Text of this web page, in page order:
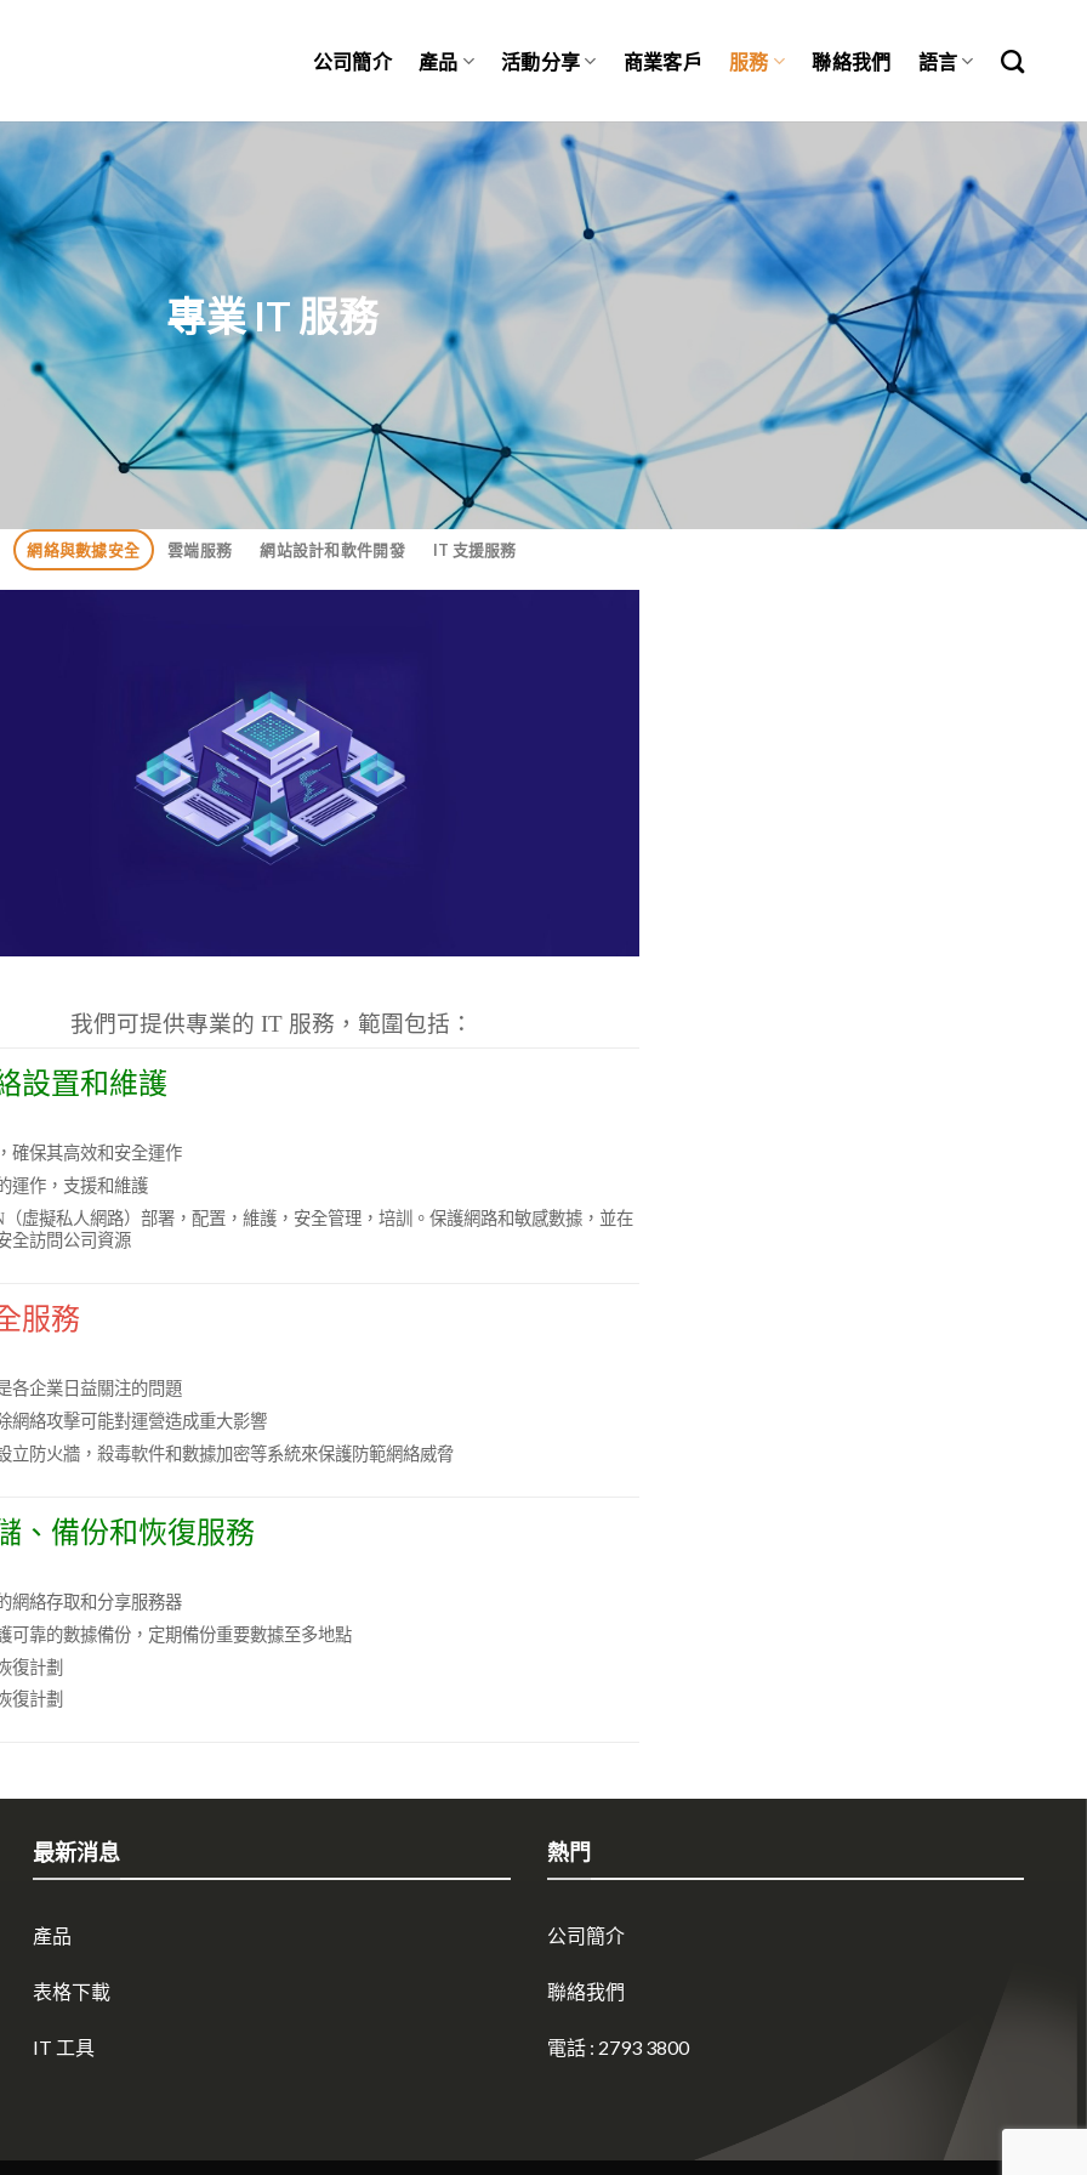
公司簡介 產品 活動分享 商業客戶 服務 聯絡我們 語言
專業 IT 服務
網絡與數據安全 雲端服務 網站設計和軟件開發 IT 支援服務
我們可提供專業的 IT 服務，範圍包括：
設置和維護
確保其高效和安全運作
運作，支援和維護
（虛擬私人網路）部署，配置，維護，安全管理，培訓。保護網路和敏感數據，並在
全訪問公司資源
服務
各企業日益關注的問題
網絡攻擊可能對運營造成重大影響
立防火牆，殺毒軟件和數據加密等系統來保護防範網絡威脅
、備份和恢復服務
網絡存取和分享服務器
可靠的數據備份，定期備份重要數據至多地點
復計劃
復計劃
最新消息
產品
表格下載
IT 工具
熱門
公司簡介
聯絡我們
電話 : 2793 3800